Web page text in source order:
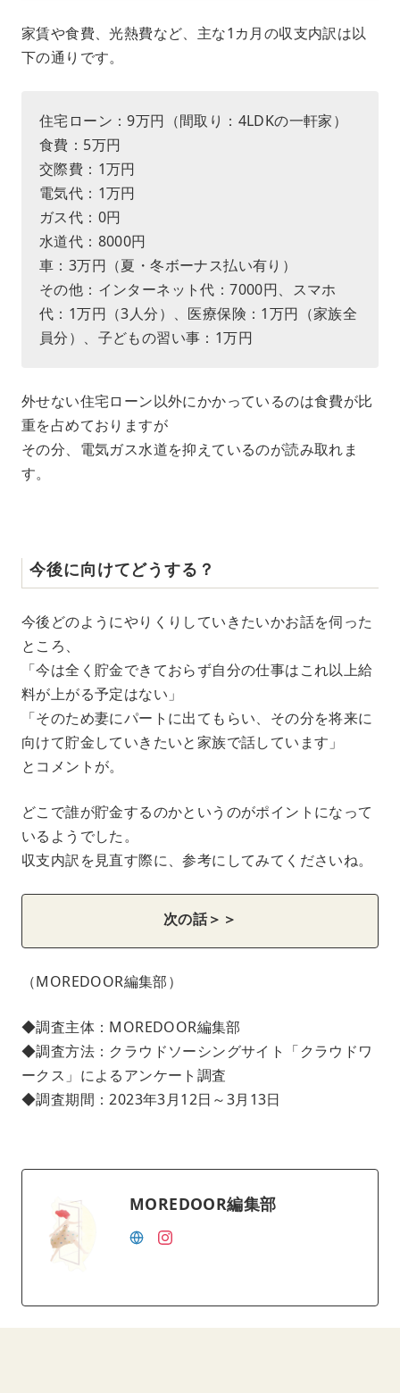
家賃や食費、光熱費など、主な1カ月の収支内訳は以
下の通りです。
住宅ローン：9万円（間取り：4LDKの一軒家）
食費：5万円
交際費：1万円
電気代：1万円
ガス代：0円
水道代：8000円
車：3万円（夏・冬ボーナス払い有り）
その他：インターネット代：7000円、スマホ
代：1万円（3人分）、医療保険：1万円（家族全
員分）、子どもの習い事：1万円
外せない住宅ローン以外にかかっているのは食費が比
重を占めておりますが
その分、電気ガス水道を抑えているのが読み取れま
す。
今後に向けてどうする？
今後どのようにやりくりしていきたいかお話を伺った
ところ、
「今は全く貯金できておらず自分の仕事はこれ以上給
料が上がる予定はない」
「そのため妻にパートに出てもらい、その分を将来に
向けて貯金していきたいと家族で話しています」
とコメントが。
どこで誰が貯金するのかというのがポイントになって
いるようでした。
収支内訳を見直す際に、参考にしてみてくださいね。
次の話＞＞
（MOREDOOR編集部）
◆調査主体：MOREDOOR編集部
◆調査方法：クラウドソーシングサイト「クラウドワ
ークス」によるアンケート調査
◆調査期間：2023年3月12日～3月13日
MOREDOOR編集部